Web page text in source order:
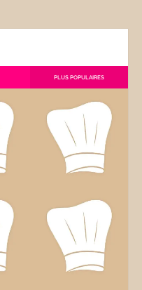
PLUS POPULAIRES